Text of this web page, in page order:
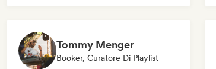
Tommy Menger
Booker, Curatore Di Playlist